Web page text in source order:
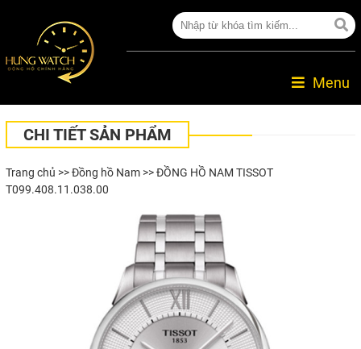
Menu
CHI TIẾT SẢN PHẨM
Trang chủ >>Đồng hồ Nam>> ĐỒNG HỒ NAM TISSOT
T099.408.11.038.00